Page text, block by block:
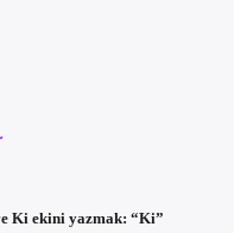
Ki ekini yazmak: “Ki”